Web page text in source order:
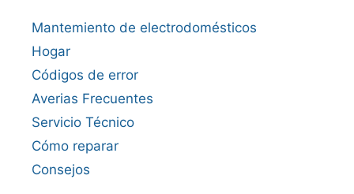
Mantemiento de electrodomésticos
Hogar
Códigos de error
Averias Frecuentes
Servicio Técnico
Cómo reparar
Consejos